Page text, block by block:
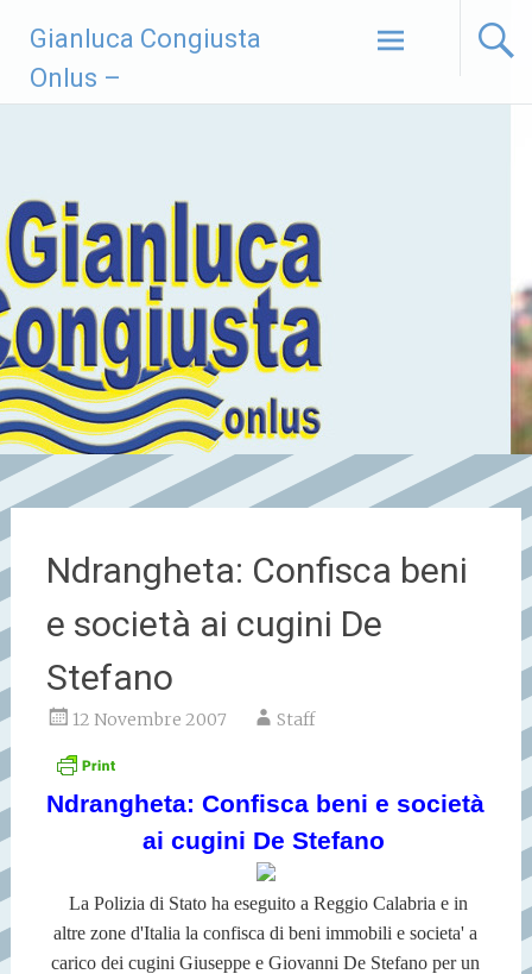
contenuto
Gianluca Congiusta
Onlus –
Ndrangheta: Confisca beni
e società ai cugini De
Stefano
12 Novembre 2007 Staff
Ndrangheta: Confisca beni e società
ai cugini De Stefano
La Polizia di Stato ha eseguito a Reggio Calabria e in
altre zone d'Italia la confisca di beni immobili e societa' a
carico dei cugini Giuseppe e Giovanni De Stefano per un